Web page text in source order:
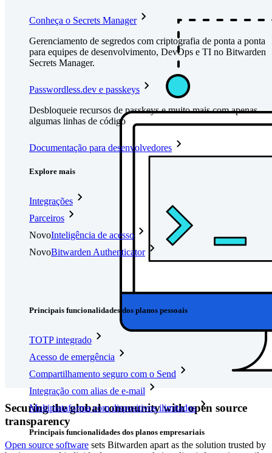
Conheça o Secrets Manager
Gerenciamento de segredos com criptografia de ponta a ponta
para equipes de desenvolvimento, DevOps e TI no Bitwarden
Secrets Manager.
Passwordless.dev e passkeys
Desbloqueie recursos de passkeys e muito mais com apenas
algumas linhas de código
Documentação para desenvolvedores
Explore mais
Integrações
Parceiros
NovoInteligência de acesso
NovoBitwarden Authenticator
Principais funcionalidades dos planos pessoais
TOTP integrado
Acesso de emergência
Compartilhamento seguro com o Send
Integração com alias de e-mail
Multiplataforma com dispositivos ilimitados
Principais funcionalidades dos planos empresariais
Securing the global community with open source
transparency
Open source software sets Bitwarden apart as the solution trusted by